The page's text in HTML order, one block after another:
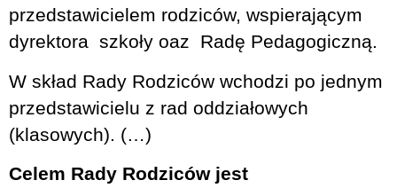
przedstawicielem rodziców, wspierającym
dyrektora szkoły oaz Radę Pedagogiczną.
W skład Rady Rodziców wchodzi po jednym
przedstawicielu z rad oddziałowych
(klasowych). (…)
Celem Rady Rodziców jest